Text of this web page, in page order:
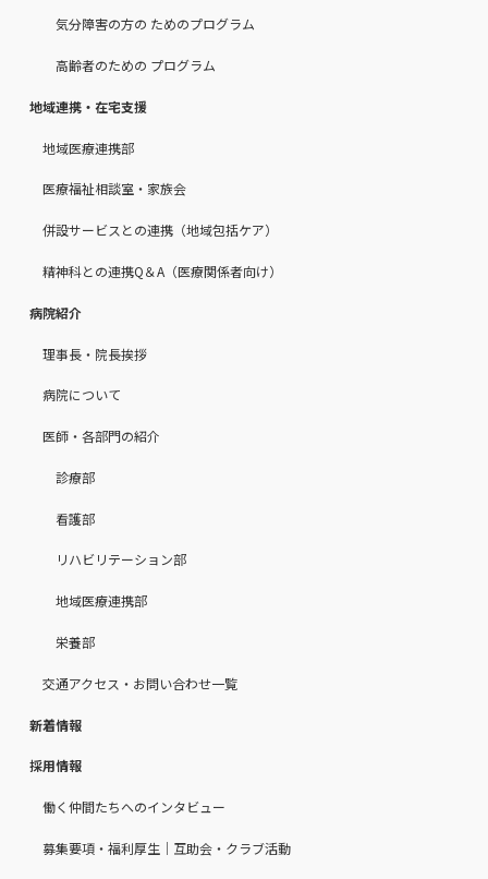
気分障害の方の ためのプログラム
高齢者のための プログラム
地域連携・在宅支援
地域医療連携部
医療福祉相談室・家族会
併設サービスとの連携（地域包括ケア）
精神科との連携Q＆A（医療関係者向け）
病院紹介
理事長・院長挨拶
病院について
医師・各部門の紹介
診療部
看護部
リハビリテーション部
地域医療連携部
栄養部
交通アクセス・お問い合わせ一覧
新着情報
採用情報
働く仲間たちへのインタビュー
募集要項・福利厚生｜互助会・クラブ活動